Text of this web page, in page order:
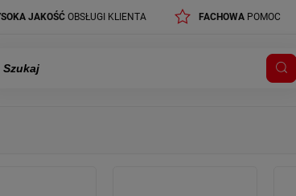
JAKOŚĆ OBSŁUGI KLIENTA FACHOWA POMOC